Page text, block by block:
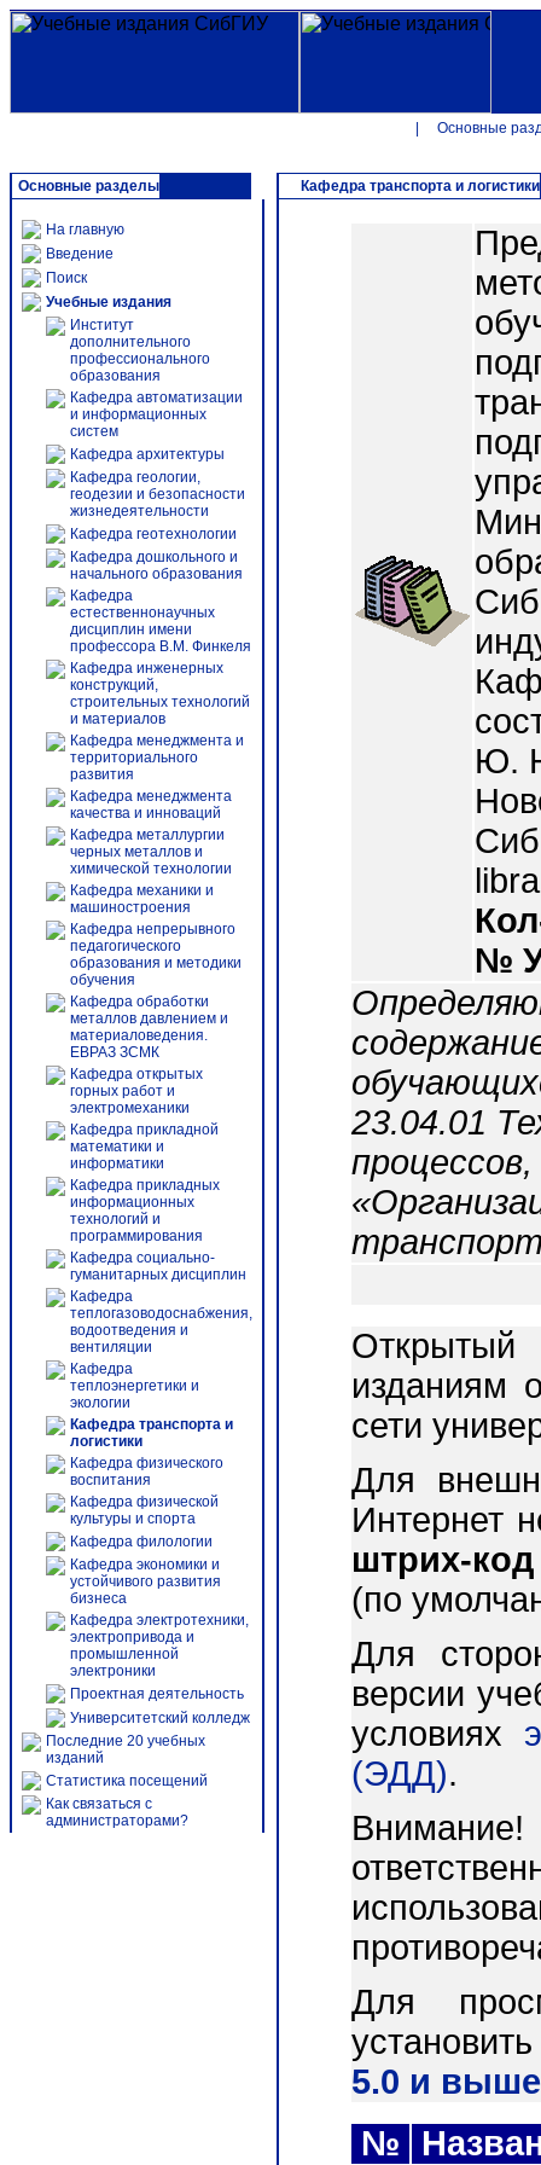
Основные
Основные разделы
На главную
Введение
Поиск
Учебные издания
Институт
дополнительного
профессионального
образования
Кафедра автоматизации
и информационных
систем
Кафедра архитектуры
Кафедра геологии,
геодезии и безопасности
жизнедеятельности
Кафедра геотехнологии
Кафедра дошкольного и
начального образования
Кафедра
естественнонаучных
дисциплин имени
профессора В.М. Финкеля
Кафедра инженерных
конструкций,
строительных технологий
и материалов
Кафедра менеджмента и
территориального
развития
Кафедра менеджмента
качества и инноваций
Кафедра металлургии
черных металлов и
химической технологии
Кафедра механики и
машиностроения
Кафедра непрерывного
педагогического
образования и методики
обучения
Кафедра обработки
металлов давлением и
материаловедения.
ЕВРАЗ ЗСМК
Кафедра открытых
горных работ и
электромеханики
Кафедра прикладной
математики и
информатики
Кафедра прикладных
информационных
технологий и
программирования
Кафедра социально-
гуманитарных дисциплин
Кафедра
теплогазоводоснабжения,
водоотведения и
вентиляции
Кафедра
теплоэнергетики и
экологии
Кафедра транспорта и
логистики
Кафедра физического
воспитания
Кафедра физической
культуры и спорта
Кафедра филологии
Кафедра экономики и
устойчивого развития
бизнеса
Кафедра электротехники,
электропривода и
промышленной
электроники
Проектная деятельность
Университетский колледж
Последние 20 учебных
изданий
Статистика посещений
Как связаться с
администраторами?
Кафедра транспорта и логистики
Ю.
№
23.04.01
Открытый
изданиям
сети
Для
Интернет
штрих-код
(по
Для
версии
условиях
(ЭДД).
Для
5.0 и
№